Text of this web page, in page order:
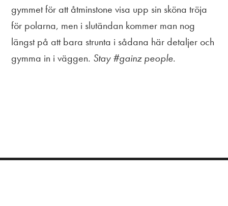
gymmet för att åtminstone visa upp sin sköna tröja
för polarna, men i slutändan kommer man nog
längst på att bara strunta i sådana här detaljer och
gymma in i väggen. Stay #gainz people.